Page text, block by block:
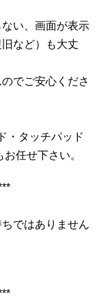
い、画面が表示
など）も大丈
でご安心くださ
・タッチパッド
任せ下さい。
ではありません